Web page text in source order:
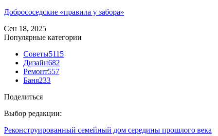
Добрососедские «правила у забора»
Сен 18, 2025
Популярные категории
Советы5115
Дизайн682
Ремонт557
Баня233
Поделиться
Выбор редакции:
Реконструированный семейный дом середины прошлого века